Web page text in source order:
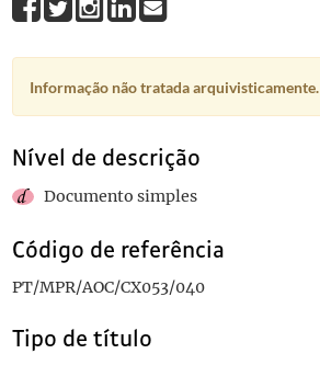
Informação não tratada arquivisticamente.
Nível de descrição
Documento simples
Código de referência
PT/MPR/AOC/CX053/040
Tipo de título